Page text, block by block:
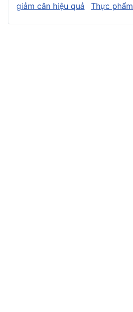
giảm cân hiệu quả
Thực phẩm